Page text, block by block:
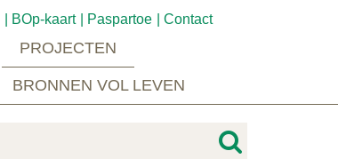
BOp-kaart Paspartoe Contact
PROJECTEN
BRONNEN VOL LEVEN